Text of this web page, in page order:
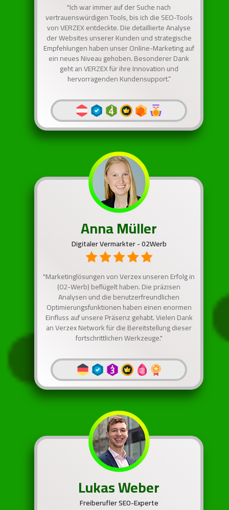
"Ich war immer auf der Suche nach
vertrauenswürdigen Tools, bis ich die SEO-Tools
von VERZEX entdeckte. Die detaillierte Analyse
der Websites unserer Kunden und strategische
Empfehlungen haben unser Online-Marketing auf
ein neues Niveau gehoben. Besonderer Dank
geht an VERZEX für ihre Innovation und
hervorragenden Kundensupport.“
Anna Müller
Digitaler Vermarkter - 02Werb
"Marketinglösungen von Verzex unseren Erfolg in
(02-Werb) beflügelt haben. Die präzisen
Analysen und die benutzerfreundlichen
Optimierungsfunktionen haben einen enormen
Einfluss auf unsere Präsenz gehabt. Vielen Dank
an Verzex Network für die Bereitstellung dieser
fortschrittlichen Werkzeuge."
Lukas Weber
Freiberufler SEO-Experte